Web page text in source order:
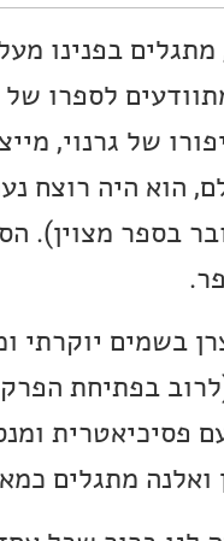
בפנינו
לספרו
הוא היה רוצח
בספר מצוין).
בשמים יוקרתי
בפתיחת
פסיכיאטרית
ואלנה מתגלים